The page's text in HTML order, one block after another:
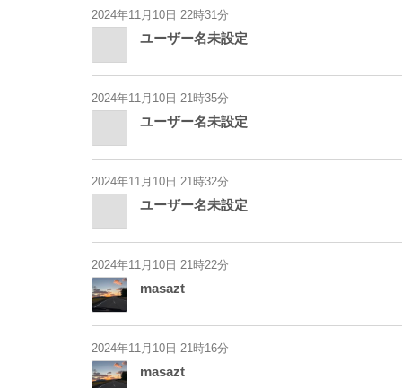
2024年11月10日 22時31分
ユーザー名未設定
2024年11月10日 21時35分
ユーザー名未設定
2024年11月10日 21時32分
ユーザー名未設定
2024年11月10日 21時22分
masazt
2024年11月10日 21時16分
masazt